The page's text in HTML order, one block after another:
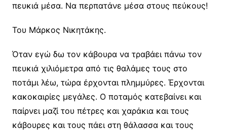
πευκιά μέσα. Να περπατάνε μέσα στους πεύκους!
Του Μάρκος Νικητάκης.
Όταν εγώ δω τον κάβουρα να τραβάει πάνω τον
πευκιά χιλιόμετρα από τις θαλάμες τους στο
ποτάμι λέω, τώρα έρχονται πλημμύρες. Έρχονται
κακοκαιρίες μεγάλες. Ο ποταμός κατεβαίνει και
παίρνει μαζί του πέτρες και χαράκια και τους
κάβουρες και τους πάει στη θάλασσα και τους